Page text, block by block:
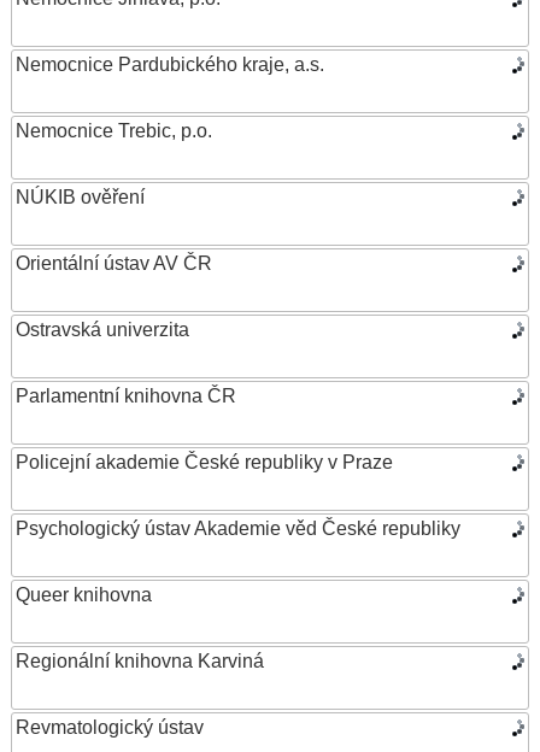
Nemocnice Pardubického kraje, a.s.
Nemocnice Trebic, p.o.
NÚKIB ověření
Orientální ústav AV ČR
Ostravská univerzita
Parlamentní knihovna ČR
Policejní akademie České republiky v Praze
Psychologický ústav Akademie věd České republiky
Queer knihovna
Regionální knihovna Karviná
Revmatologický ústav